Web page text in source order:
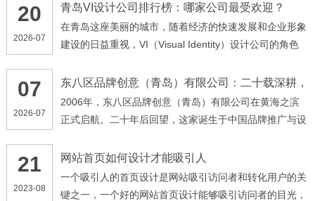
20
2026-07
青岛VI设计公司排行榜：哪家公司最受欢迎？
在青岛这座美丽的城市，随着经济的快速发展和企业形象
建设的日益重视，VI（Visual Identity）设计公司的角色
释，更是一种文化和价值的表达。那么，在这样一个竞争
激烈的市场中，哪家ip设计公司最受欢迎呢？让我们一探
究竟。
07
2026-07
东八区品牌创意（青岛）有限公司：二十载深耕，
以创意点亮品牌未来
2006年，东八区品牌创意（青岛）有限公司在黄海之滨
正式启航。二十年后回望，这家诞生于中国品牌推广与设
品牌传播全层面的一站式品牌策略机构。
21
2023-08
网站首页如何设计才能吸引人
一个吸引人的首页设计是网站吸引访问者和转化用户的关
键之一，一个好的网站首页设计能够吸引访问者的目光，